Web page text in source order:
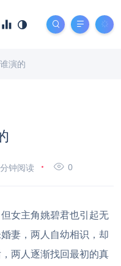
演的
钟阅读 0
女主角姚碧君也引起无
妻，两人自幼相识，却
两人逐渐找回最初的真